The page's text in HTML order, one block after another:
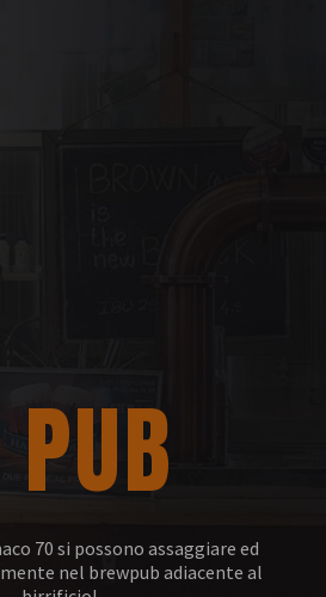
70 si possono assaggiare ed
nel brewpub adiacente al